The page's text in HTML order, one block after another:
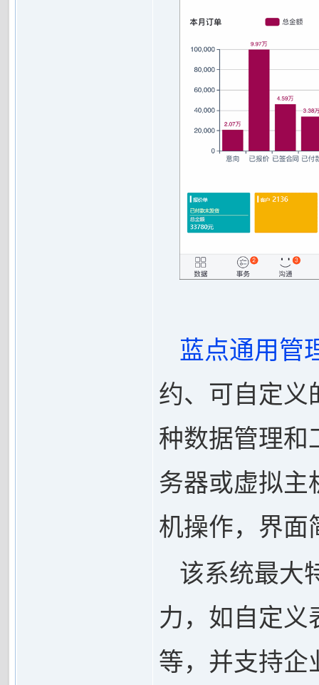
蓝点通用管
约、可自定义
种数据管理和
务器或虚拟主
机操作，界面
该系统最大
力，如自定义
等，并支持企